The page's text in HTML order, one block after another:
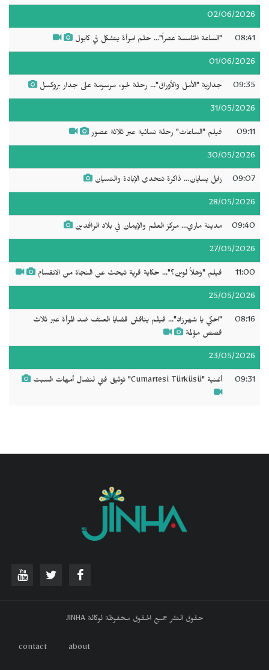
02/06/2026
08:41 "الساعة الخامسة عصراً"... حلم امرأة يتشكل في كابول
01/06/2026
09:35 جدارية "الأمل والأوراق"... رحلة لجوء مرسومة على جدار بروكسل
31/05/2026
09:11 فيلم "الساعات" رحلة نسائية عبر ثلاثة عصور
30/05/2026
09:07 زابل يسايان… ذاكرة تتحدى الإبادة والنسيان
28/05/2026
09:40 مدينة ماري... مركز العلم والإيمان في بلاد الرافدين
27/05/2026
11:00 فيلم "وهلأ لوين؟"... حكاية قرية تبحث عن النجاة من الانقسام
25/05/2026
08:16
"احكي يا شهرزاد"... فيلم يناقش قضايا العنف ضد المرأة عبر ثلاث
قصص مؤلمة
23/05/2026
09:31 أغنية "Cumartesi Türküsü" توثيق فني لنضال أمهات السبت
حقوق النشر جميع الحقوق محفوظة لوكالة JINHA
about
contact